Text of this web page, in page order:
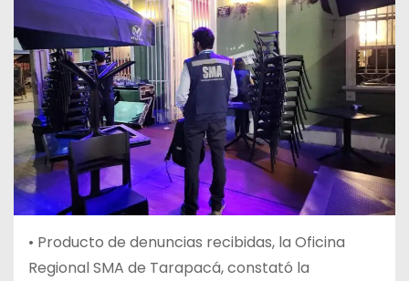
• Producto de denuncias recibidas, la Oficina
Regional SMA de Tarapacá, constató la